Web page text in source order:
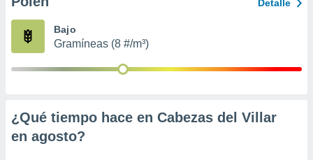
publicidad
Detalle
Bajo
Gramíneas (8 #/m³)
¿Qué tiempo hace en Cabezas del Villar
en agosto?